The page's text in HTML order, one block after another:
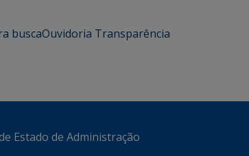
buscaOuvidoria Transparência
Estado de Administração